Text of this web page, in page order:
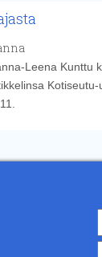
Leena Kunttu